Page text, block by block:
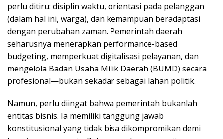
perlu ditiru: disiplin waktu, orientasi pada pelanggan
(dalam hal ini, warga), dan kemampuan beradaptasi
dengan perubahan zaman. Pemerintah daerah
seharusnya menerapkan performance-based
budgeting, memperkuat digitalisasi pelayanan, dan
mengelola Badan Usaha Milik Daerah (BUMD) secara
profesional—bukan sekadar sebagai lahan politik.
Namun, perlu diingat bahwa pemerintah bukanlah
entitas bisnis. Ia memiliki tanggung jawab
konstitusional yang tidak bisa dikompromikan demi